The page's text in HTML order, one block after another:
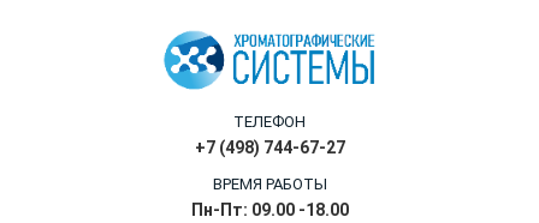
ТЕЛЕФОН
+7 (498) 744-67-27
ВРЕМЯ РАБОТЫ
Пн-Пт: 09.00 -18.00